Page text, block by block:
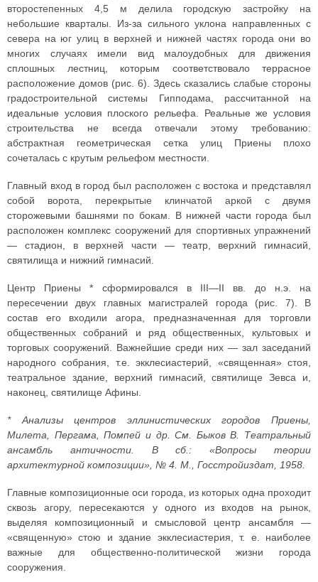
второстепенных 4,5 м делила городскую застройку на
небольшие кварталы. Из-за сильного уклона направленных с
севера на юг улиц в верхней и нижней частях города они во
многих случаях имели вид малоудобных для движения
сплошных лестниц, которым соответствовало террасное
расположение домов (рис. 6). Здесь сказались слабые стороны
градостроительной системы Гипподама, рассчитанной на
идеальные условия плоского рельефа. Реальные же условия
строительства не всегда отвечали этому требованию:
абстрактная геометрическая сетка улиц Приены плохо
сочеталась с крутым рельефом местности.
Главный вход в город был расположен с востока и представлял
собой ворота, перекрытые клинчатой аркой с двумя
сторожевыми башнями по бокам. В нижней части города был
расположен комплекс сооружений для спортивных упражнений
— стадион, в верхней части — театр, верхний гимнасий,
святилища и нижний гимнасий.
Центр Приены * сформировался в III—II вв. до н.э. на
пересечении двух главных магистралей города (рис. 7). В
состав его входили агора, предназначенная для торговли
общественных собраний и ряд общественных, культовых и
торговых сооружений. Важнейшие среди них — зал заседаний
народного собрания, т.е. экклесиастерий, «священная» стоя,
театральное здание, верхний гимнасий, святилище Зевса и,
наконец, святилище Афины.
* Анализы центров эллинистических городов Приены,
Милета, Пергама, Помпей и др. См. Быков В. Театральный
ансамбль античности. В сб.: «Вопросы теории
архитектурной композиции», № 4. М., Госстройиздат, 1958.
Главные композиционные оси города, из которых одна проходит
сквозь агору, пересекаются у одного из входов на рынок,
выделяя композиционный и смысловой центр ансамбля —
«священную» стою и здание экклесиастерия, т. е. наиболее
важные для общественно-политической жизни города
сооружения.